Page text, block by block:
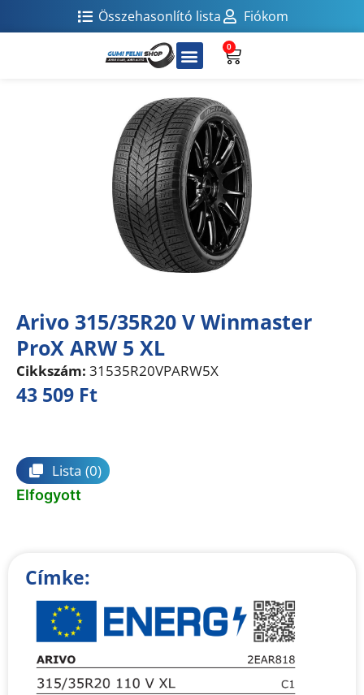
Összehasonlító lista Fiókom
0
Arivo 315/35R20 V Winmaster
ProX ARW 5 XL
Cikkszám: 31535R20VPARW5X
43 509 Ft
Lista (0)
Elfogyott
Címke: